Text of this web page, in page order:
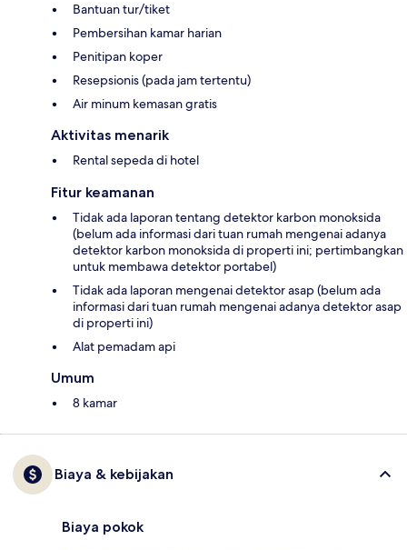
Bantuan tur/tiket
Pembersihan kamar harian
Penitipan koper
Resepsionis (pada jam tertentu)
Air minum kemasan gratis
Aktivitas menarik
Rental sepeda di hotel
Fitur keamanan
Tidak ada laporan tentang detektor karbon monoksida
(belum ada informasi dari tuan rumah mengenai adanya
detektor karbon monoksida di properti ini; pertimbangkan
untuk membawa detektor portabel)
Tidak ada laporan mengenai detektor asap (belum ada
informasi dari tuan rumah mengenai adanya detektor asap
di properti ini)
Alat pemadam api
Umum
8 kamar
Biaya & kebijakan
Biaya pokok